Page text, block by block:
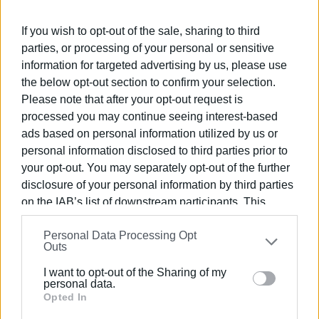
If you wish to opt-out of the sale, sharing to third
parties, or processing of your personal or sensitive
information for targeted advertising by us, please use
the below opt-out section to confirm your selection.
Please note that after your opt-out request is
processed you may continue seeing interest-based
ads based on personal information utilized by us or
personal information disclosed to third parties prior to
your opt-out. You may separately opt-out of the further
disclosure of your personal information by third parties
on the IAB’s list of downstream participants. This
information may also be disclosed by us to third parties
on theIAB’s List of Downstream Participants
that may
further disclose it to other third parties.
Please note that this website/app uses one or more
Google services and may gather and store information
Personal Data Processing Opt
Outs
I want to opt-out of the Sharing of my
personal data.
Opted In
που κατάφεραν να προκριθούν. Το συγκεκριμένο έργο
Φωτεινή Καρλάφτη – Κατηγορία «STILL LIFE & FLORAL»
Η δημιουργός διακρίθηκε με το έργο της “Saffron
flowers” (Ελαιογραφία, 34Χ44cm). Στη συγκεκριμένη
κατηγορία υποβλήθηκαν συνολικά 1.125 έργα, εκ των
οποίων επιλέχθηκαν τελικά μόλις 236 έργα από 60
χώρες.
Η ταυτόχρονη παρουσία των δύο Ελλήνων δημιουργών
σε έναν τόσο σημαντικό παγκόσμιο εικαστικό χάρτη
αποτελεί τιμή για την εγχώρια καλλιτεχνική κοινότητα.
Πολλά συγχαρητήρια στους δύο ζωγράφους, καθώς και
σε όλους τους επιλεγέντες καλλιτέχνες που
εκπροσωπούν επάξια την τέχνη τους σε διεθνές
επίπεδο.